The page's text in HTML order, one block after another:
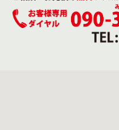
なっています。 雨漏り
腐敗させ耐久性に影響を
を行うことをお勧めいた